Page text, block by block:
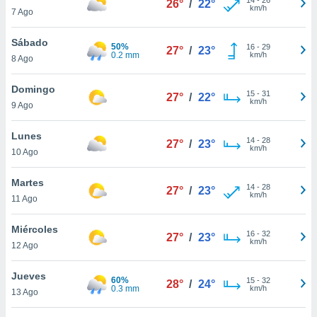
más
nuestra
y
de
disponible
cookies
aceptar
7 Ago
26° / 22°
km/h
Sábado
8 Ago
50%
0.2 mm
27° / 23° 16- 29
km/h
Domingo
9 Ago
27° / 22° 15- 31
km/h
Lunes
10 Ago
27° / 23° 14- 28
km/h
Martes
11 Ago
27° / 23° 14- 28
km/h
Miércoles
12 Ago
27° / 23° 16- 32
km/h
Jueves
13 Ago
60%
0.3 mm
28° / 24° 15- 32
km/h